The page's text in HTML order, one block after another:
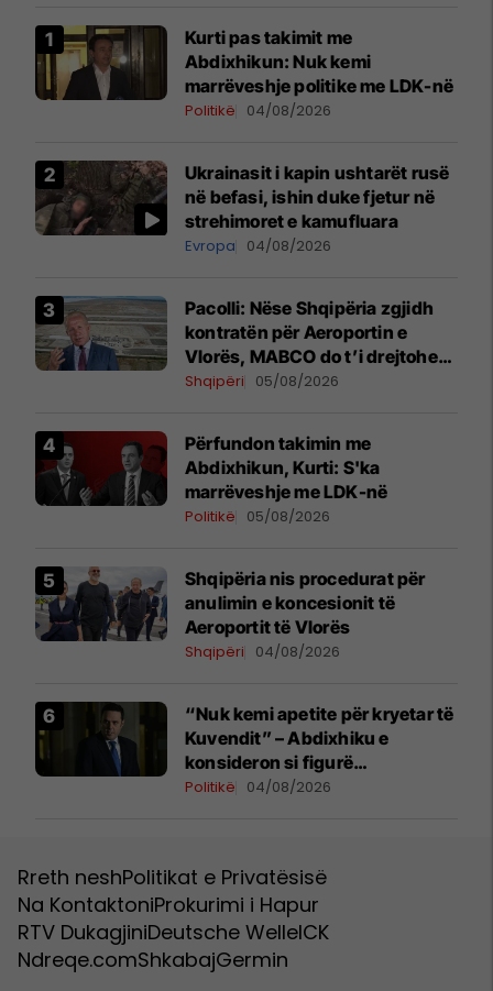
Kurti pas takimit me
Abdixhikun: Nuk kemi
marrëveshje politike me LDK-në
Politikë 04/08/2026
Ukrainasit i kapin ushtarët rusë
në befasi, ishin duke fjetur në
strehimoret e kamufluara
Evropa 04/08/2026
Pacolli: Nëse Shqipëria zgjidh
kontratën për Aeroportin e
Vlorës, MABCO do t’i drejtohet
arbitrazhit ndërkombëtar
Shqipëri 05/08/2026
Përfundon takimin me
Abdixhikun, Kurti: S'ka
marrëveshje me LDK-në
Politikë 05/08/2026
​Shqipëria nis procedurat për
anulimin e koncesionit të
Aeroportit të Vlorës
Shqipëri 04/08/2026
“Nuk kemi apetite për kryetar të
Kuvendit” – Abdixhiku e
konsideron si figurë
ceremoniale
Politikë 04/08/2026
Rreth neshPolitikat e Privatësisë
Na KontaktoniProkurimi i Hapur
RTV DukagjiniDeutsche WelleICK
Ndreqe.comShkabajGermin